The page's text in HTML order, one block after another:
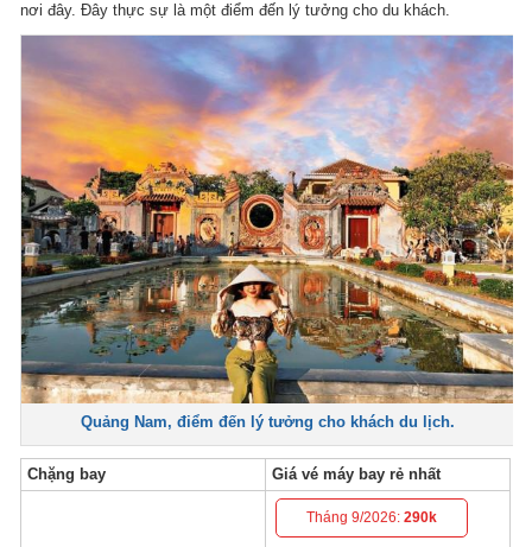
nơi đây. Đây thực sự là một điểm đến lý tưởng cho du khách.
Quảng Nam, điểm đến lý tưởng cho khách du lịch.
Chặng bay Giá vé máy bay rẻ nhất
Tháng 9/2026:290k